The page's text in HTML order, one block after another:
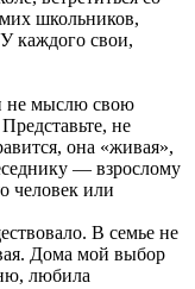
школьников,
каждого свои,
не мыслю свою
не
она «живая»,
— взрослому
человек или
В семье не
Дома мой выбор
любила